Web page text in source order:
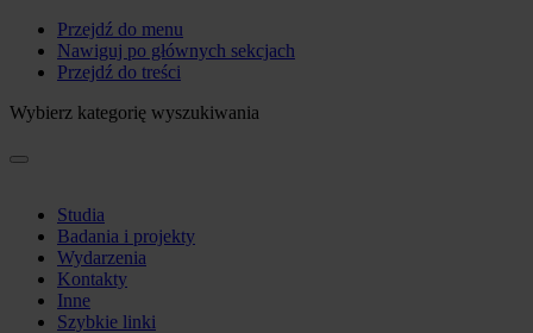
Przejdź do menu
Nawiguj po głównych sekcjach
Przejdź do treści
Wybierz kategorię wyszukiwania
Studia
Badania i projekty
Wydarzenia
Kontakty
Inne
Szybkie linki